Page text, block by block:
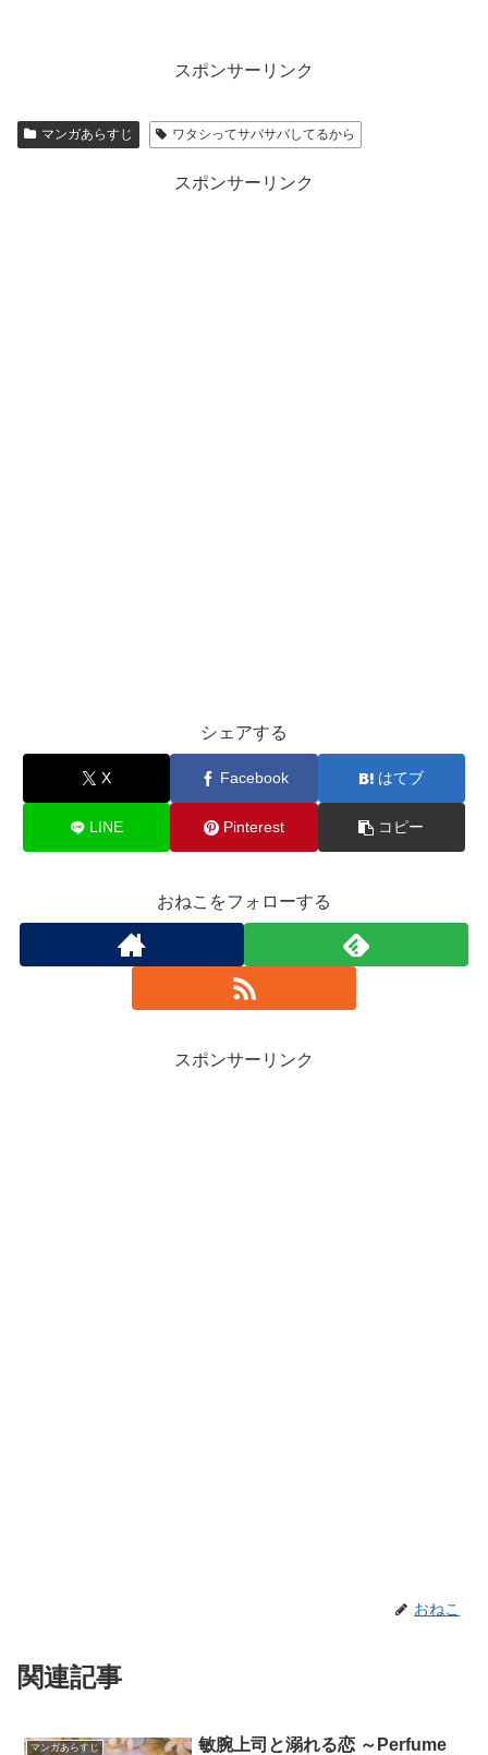
スポンサーリンク
マンガあらすじ ワタシってサバサバしてるから
スポンサーリンク
シェアする
X Facebook はてブ
LINE Pinterest コピー
おねこをフォローする
スポンサーリンク
おねこ
関連記事
マンガあらすじ
敏腕上司と溺れる恋 ～Perfume